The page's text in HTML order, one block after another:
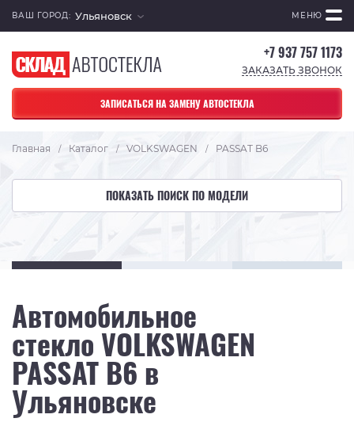
ВАШ ГОРОД: Ульяновск МЕНЮ
+7 937 757 1173
ЗАКАЗАТЬ ЗВОНОК
ЗАПИСАТЬСЯ НА ЗАМЕНУ АВТОСТЕКЛА
Главная / Каталог / VOLKSWAGEN / PASSAT B6
ПОКАЗАТЬ ПОИСК ПО МОДЕЛИ
Автомобильное
стекло VOLKSWAGEN
PASSAT B6 в
Ульяновске